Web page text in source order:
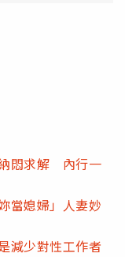
悶求解 內行一
當媳婦」人妻妙
減少對性工作者